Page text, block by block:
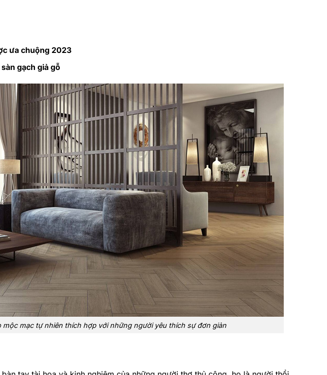
ưa chuộng 2023
gạch giả gỗ
mộc mạc tự nhiên thích hợp với những người yêu thích sự đơn giản